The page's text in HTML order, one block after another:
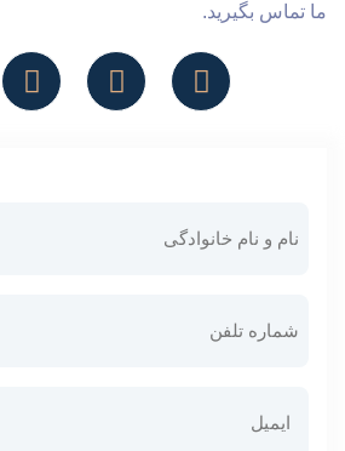
ما تماس بگیرید.